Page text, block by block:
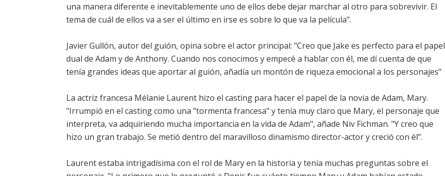
una manera diferente e inevitablemente uno de ellos debe dejar marchar al otro para sobrevivir. El
tema de cuál de ellos va a ser el último en irse es sobre lo que va la película".
Javier Gullón, autor del guión, opina sobre el actor principal: "Creo que Jake es perfecto para el papel
dual de Adam y de Anthony. Cuando nos conocimos y empecé a hablar con él, me dí cuenta de que
tenía grandes ideas que aportar al guión, añadía un montón de riqueza emocional a los personajes"
La actriz francesa Mélanie Laurent hizo el casting para hacer el papel de la novia de Adam, Mary.
"Irrumpió en el casting como una "tormenta francesa" y tenía muy claro que Mary, el personaje que
interpreta, va adquiriendo mucha importancia en la vida de Adam", añade Niv Fichman. "Y creo que
hizo un gran trabajo. Se metió dentro del maravilloso dinamismo director-actor y creció con él".
Laurent estaba intrigadísima con el rol de Mary en la historia y tenía muchas preguntas sobre el